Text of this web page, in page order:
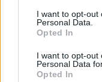
I want to opt-out
Personal Data.
Opted In
I want to opt-out
Personal Data
Opted In
- la levure de bière
- les céréales
Et voilà, vous avez
une déesse d'ici l'été !